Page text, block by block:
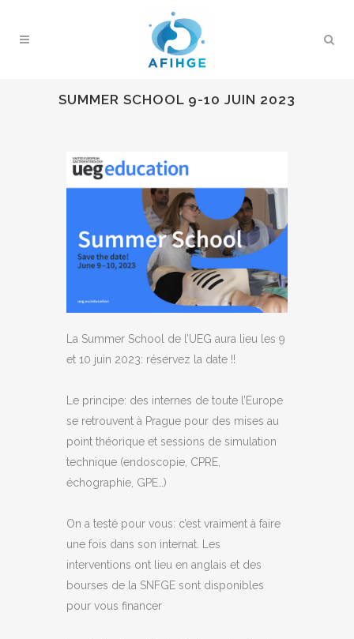
SUMMER SCHOOL 9-10 JUIN 2023
La Summer School de l’UEG aura lieu les 9
et 10 juin 2023: réservez la date !!
Le principe: des internes de toute l’Europe
se retrouvent à Prague pour des mises au
point théorique et sessions de simulation
technique (endoscopie, CPRE,
échographie, GPE…)
On a testé pour vous: c’est vraiment à faire
une fois dans son internat. Les
interventions ont lieu en anglais et des
bourses de la SNFGE sont disponibles
pour vous financer